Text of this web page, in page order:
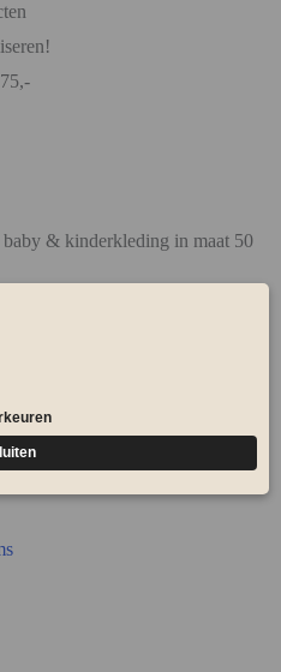
& kinderkleding in maat 50
!